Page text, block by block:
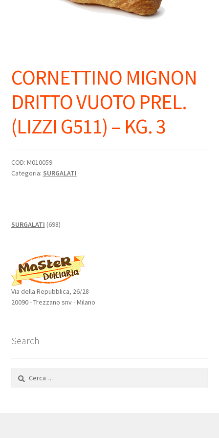
CORNETTINO MIGNON
DRITTO VUOTO PREL.
(LIZZI G511) – KG. 3
COD: M010059
Categoria: SURGALATI
SURGALATI 698698
Via della Repubblica, 26/28
20090 - Trezzano snv - Milano
Search
Ricerca